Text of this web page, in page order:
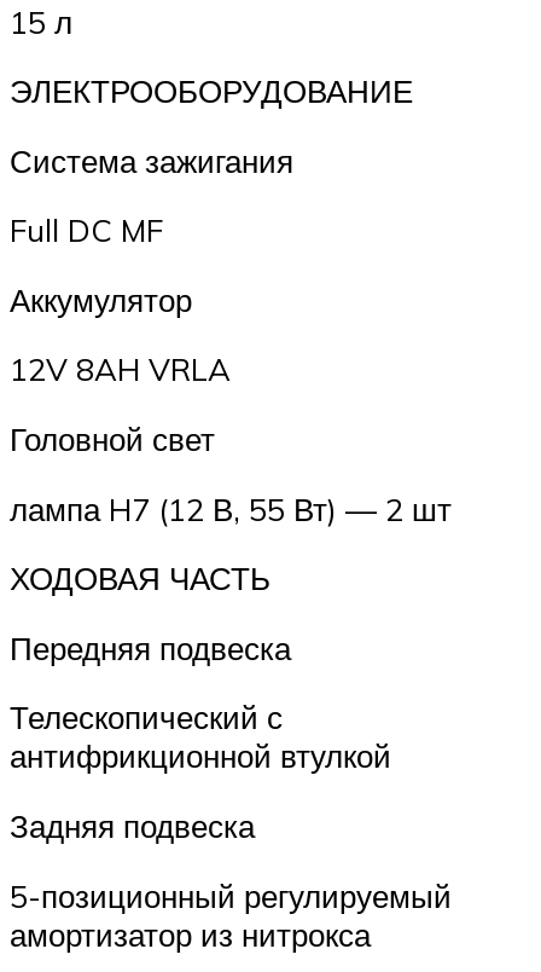
15 л
ЭЛЕКТРООБОРУДОВАНИЕ
Система зажигания
Full DC MF
Аккумулятор
12V 8AH VRLA
Головной свет
лампа H7 (12 В, 55 Вт) — 2 шт
ХОДОВАЯ ЧАСТЬ
Передняя подвеска
Телескопический с
антифрикционной втулкой
Задняя подвеска
5-позиционный регулируемый
амортизатор из нитрокса